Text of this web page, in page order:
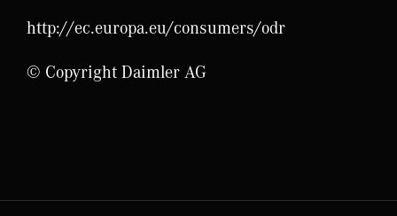
http://ec.europa.eu/consumers/odr
© Copyright Daimler AG